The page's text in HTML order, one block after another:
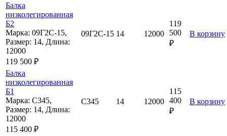
Балка
низколегированная
Б2
Марка: 09Г2С-15,
Размер: 14, Длина:
12000
119 500 ₽
09Г2С-15 14 12000
119
500
₽
В корзину
Балка
низколегированная
Б1
Марка: С345,
Размер: 14, Длина:
12000
115 400 ₽
С345 14 12000
115
400
₽
В корзину